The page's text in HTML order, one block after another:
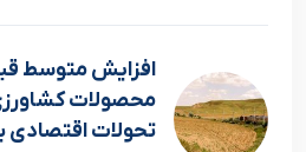
افزايش متوسط
محصولات
تحولات اقتصادي